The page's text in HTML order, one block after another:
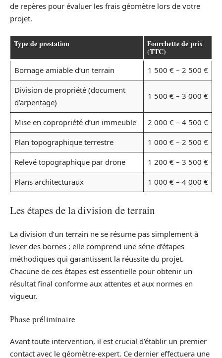
de repères pour évaluer les frais géomètre lors de votre
projet.
Type de prestation Fourchette de prix
(TTC)
Bornage amiable d’un terrain
1 500 € – 2 500 €
Division de propriété (document
d’arpentage)
1 500 € – 3 000 €
Mise en copropriété d’un immeuble
2 000 € – 4 500 €
Plan topographique terrestre
1 000 € – 2 500 €
Relevé topographique par drone
1 200 € – 3 500 €
Plans architecturaux
1 000 € – 4 000 €
Les étapes de la division de terrain
La division d’un terrain ne se résume pas simplement à
lever des bornes ; elle comprend une série d’étapes
méthodiques qui garantissent la réussite du projet.
Chacune de ces étapes est essentielle pour obtenir un
résultat final conforme aux attentes et aux normes en
vigueur.
Phase préliminaire
Avant toute intervention, il est crucial d’établir un premier
contact avec le géomètre-expert. Ce dernier effectuera une